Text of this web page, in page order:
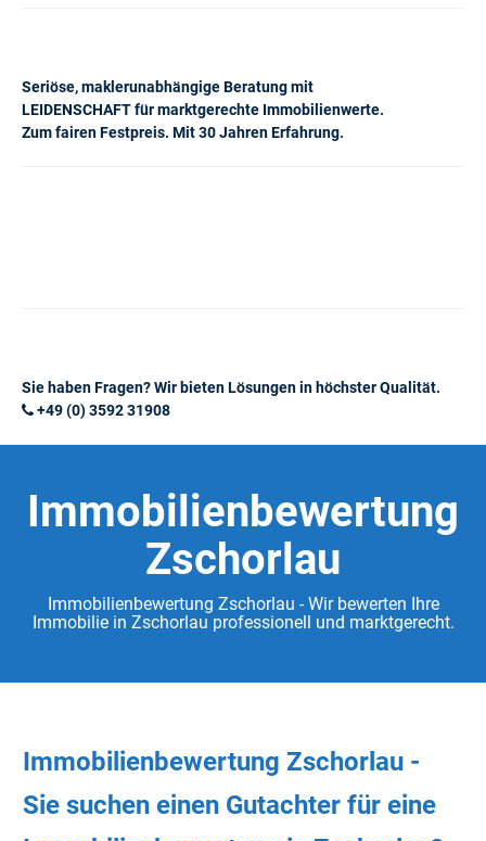
Seriöse, maklerunabhängige Beratung mit
LEIDENSCHAFT für marktgerechte Immobilienwerte.
Zum fairen Festpreis. Mit 30 Jahren Erfahrung.
Sie haben Fragen? Wir bieten Lösungen in höchster Qualität.
+49 (0) 3592 31908
Immobilienbewertung
Zschorlau
Immobilienbewertung Zschorlau - Wir bewerten Ihre
Immobilie in Zschorlau professionell und marktgerecht.
Immobilienbewertung Zschorlau -
Sie suchen einen Gutachter für eine